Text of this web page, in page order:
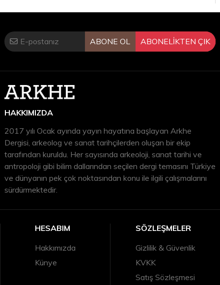
ABONE OL ABONELİKTEN ÇIK
HAKKIMIZDA
2017 yılı Ocak ayında yayın hayatına başlayan Arkhe
Dergisi, arkeolog ve sanat tarihçilerden oluşan bir ekip
tarafından kuruldu. Her sayısında arkeoloji, sanat tarihi ve
antropoloji gibi bilim dallarından seçilen dergi temasını Türkiye
ve dünyanın pek çok noktasından konu ile ilgili çalışmalarını
sürdürmektedir.
HESABIM
Hakkımızda
Künye
SÖZLEŞMELER
Gizlilik & Güvenlik
KVKK
Satış Sözleşmesi